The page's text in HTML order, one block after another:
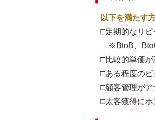
以下を満たす
□定期的なリピ
※BtoB、
□比較的単価が
□ある程度のビ
□顧客管理が
□太客獲得に